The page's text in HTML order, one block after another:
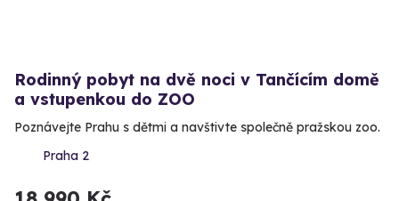
Rodinný pobyt na dvě noci v Tančícím domě
a vstupenkou do ZOO
Poznávejte Prahu s dětmi a navštivte společně pražskou zoo.
Praha 2